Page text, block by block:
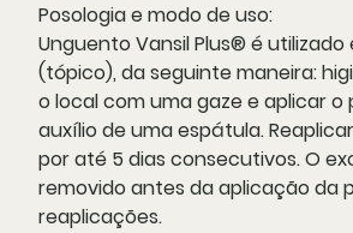
Posologia e modo de uso:
Unguento Vansil Plus® é
(tópico), da seguinte maneira:
o local com uma gaze e aplicar
auxílio de uma espátula.
por até 5 dias consecutivos. O
removido antes da aplicação da
reaplicações.